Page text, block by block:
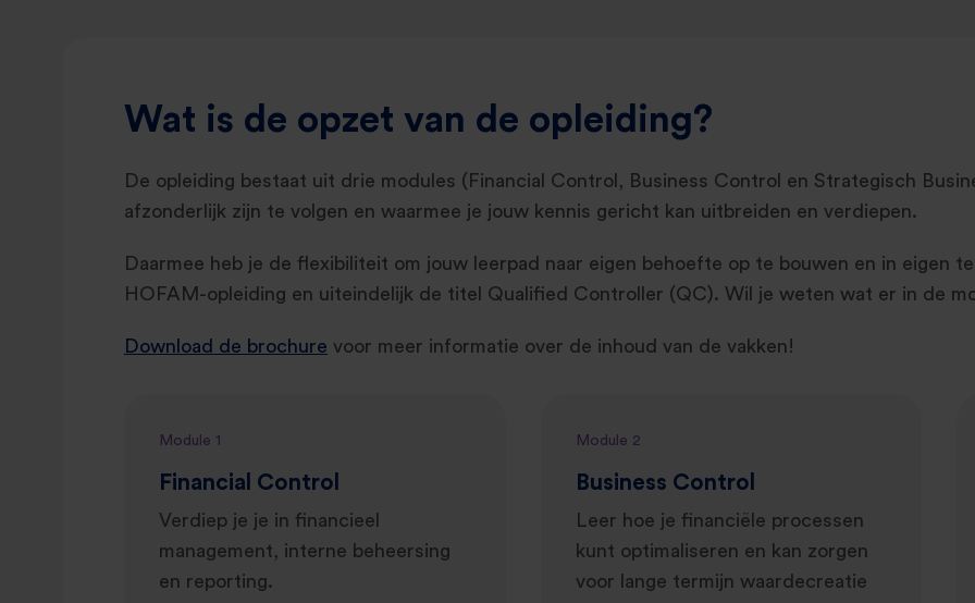
Wat is de opzet van de opleiding?
De opleiding bestaat uit drie modules (Financial Control, Business Control en Strategisch
afzonderlijk zijn te volgen en waarmee je jouw kennis gericht kan uitbreiden en verdiepen.
Daarmee heb je de flexibiliteit om jouw leerpad naar eigen behoefte op te bouwen en in eigen
HOFAM-opleiding en uiteindelijk de titel Qualified Controller (QC). Wil je weten wat er in de
Download de brochure voor meer informatie over de inhoud van de vakken!
Module 1
Financial Control
Verdiep je je in financieel
management, interne beheersing
en reporting.
Module 2
Business Control
Leer hoe je financiële processen
kunt optimaliseren en kan zorgen
voor lange termijn waardecreatie